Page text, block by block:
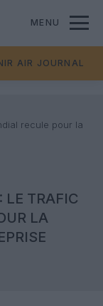
MENU
AIR JOURNAL
recule pour la
LE TRAFIC
LA